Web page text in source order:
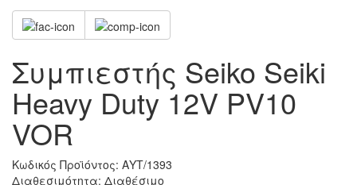
Συμπιεστής Seiko Seiki
Heavy Duty 12V PV10
VOR
Κωδικός Προϊόντος: ΑΥΤ/1393
Διαθεσιμότητα: Διαθέσιμο